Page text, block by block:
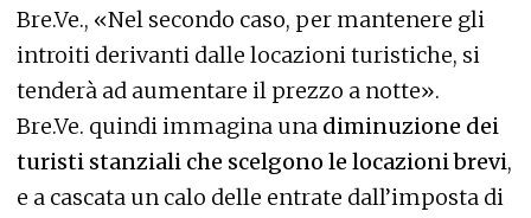
Bre.Ve., «Nel secondo caso, per mantenere gli
introiti derivanti dalle locazioni turistiche, si
tenderà ad aumentare il prezzo a notte».
Bre.Ve. quindi immagina una diminuzione dei
turisti stanziali che scelgono le locazioni brevi,
e a cascata un calo delle entrate dall’imposta di